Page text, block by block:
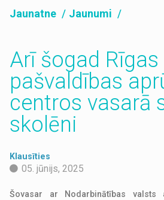
Jaunatne Jaunumi
Arī šogad Rīgas
pašvaldības
centros vasarā
skolēni
Klausīties
05. jūnijs, 2025
Šovasar ar Nodarbinātības valsts